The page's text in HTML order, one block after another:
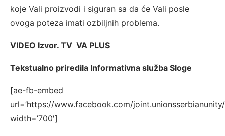
koje Vali proizvodi i siguran sa da će Vali posle
ovoga poteza imati ozbiljnih problema.
VIDEO Izvor. TV VA PLUS
Tekstualno priredila Informativna služba Sloge
[ae-fb-embed
url=’https://www.facebook.com/
width=’700′]